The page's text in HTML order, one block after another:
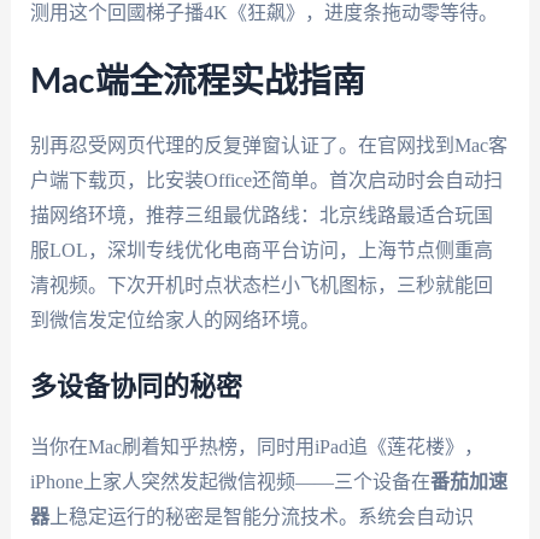
测用这个回國梯子播4K《狂飙》，进度条拖动零等待。
Mac端全流程实战指南
别再忍受网页代理的反复弹窗认证了。在官网找到Mac客
户端下载页，比安装Office还简单。首次启动时会自动扫
描网络环境，推荐三组最优路线：北京线路最适合玩国
服LOL，深圳专线优化电商平台访问，上海节点侧重高
清视频。下次开机时点状态栏小飞机图标，三秒就能回
到微信发定位给家人的网络环境。
多设备协同的秘密
当你在Mac刷着知乎热榜，同时用iPad追《莲花楼》，
iPhone上家人突然发起微信视频——三个设备在番茄加速
器上稳定运行的秘密是智能分流技术。系统会自动识